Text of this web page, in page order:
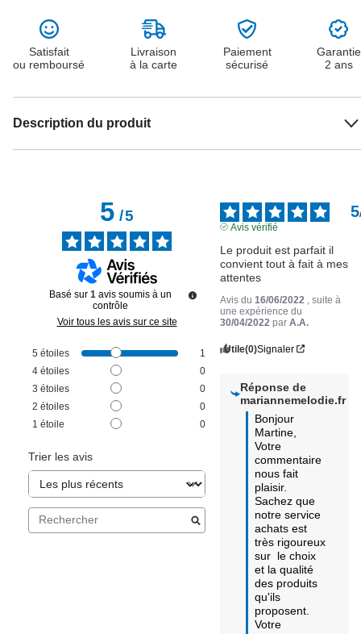
Satisfait
ou remboursé
Livraison
à la carte
Paiement
sécurisé
Garantie
2 ans
Description du produit
5/5
Basé sur 1 avis soumis à un
contrôle
Voir tous les avis sur ce site
5 étoiles
1
4 étoiles
0
3 étoiles
0
2 étoiles
0
1 étoile 0
Trier les avis
5
Avis vérifié
Le produit est parfait il
convient tout à fait à mes
attentes
Avis du 16/06/2022
, suite à
une expérience du
30/04/2022 parA.A.
Utile(0)Signaler
Réponse de
mariannemelodie.fr
Bonjour
Martine,
Votre
commentaire
nous fait
plaisir.
Sachez que
notre service
achats est
très rigoureux
sur  le choix
et la qualité
des produits
qu'ils
proposent.
Votre